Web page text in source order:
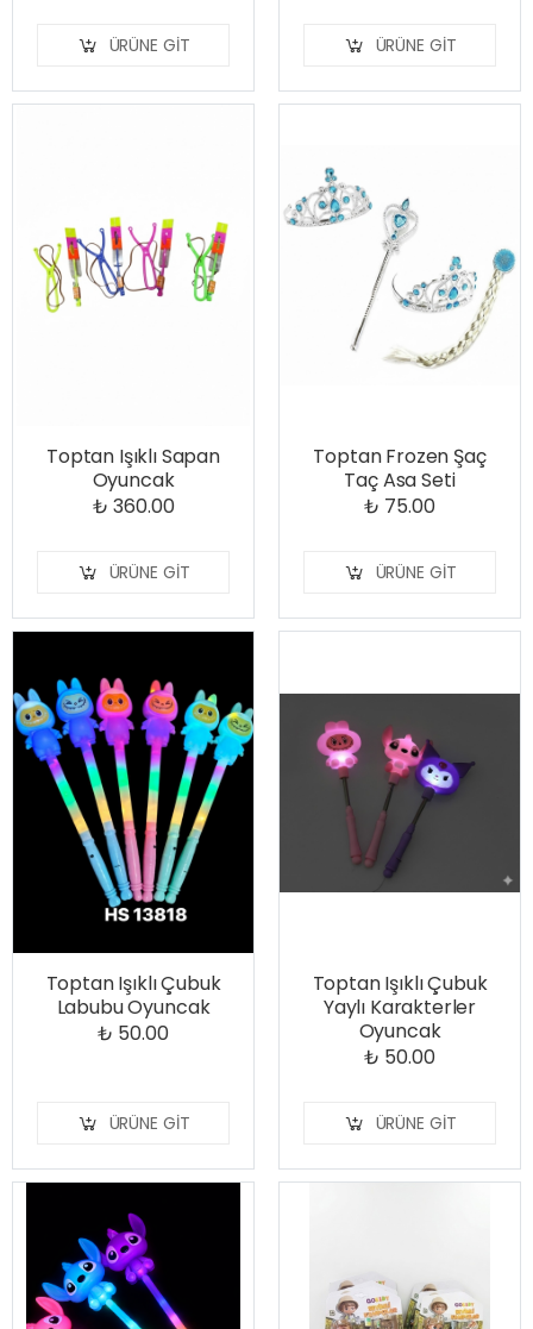
ÜRÜNE GIT ÜRÜNE GIT
Toptan Işıklı Sapan
Oyuncak
₺ 360.00
ÜRÜNE GIT
Toptan Frozen Şaç
Taç Asa Seti
₺ 75.00
ÜRÜNE GIT
Toptan Işıklı Çubuk
Labubu Oyuncak
₺ 50.00
ÜRÜNE GIT
Toptan Işıklı Çubuk
Yaylı Karakterler
Oyuncak
₺ 50.00
ÜRÜNE GIT